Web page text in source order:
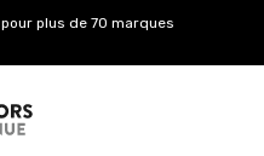
pour plus de 70 marques